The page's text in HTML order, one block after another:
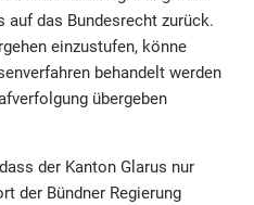
das Bundesrecht zurück.
einzustufen, könne
behandelt werden
übergeben
der Kanton Glarus nur
der Bündner Regierung